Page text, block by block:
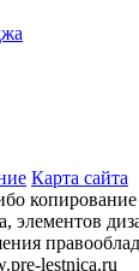
Карта сайта
элементов
lestnica.ru